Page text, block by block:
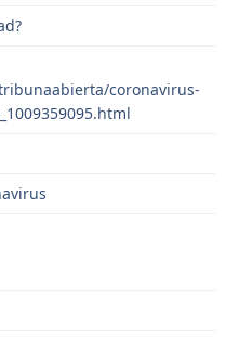
coronavirus-